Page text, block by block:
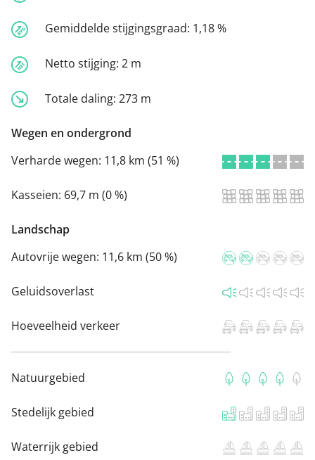
Gemiddelde stijgingsgraad: 1,18 %
Netto stijging: 2 m
Totale daling: 273 m
Wegen en ondergrond
Verharde wegen: 11,8 km (51 %)
Kasseien: 69,7 m (0 %)
Landschap
Autovrije wegen: 11,6 km (50 %)
Geluidsoverlast
Hoeveelheid verkeer
Natuurgebied
Stedelijk gebied
Waterrijk gebied